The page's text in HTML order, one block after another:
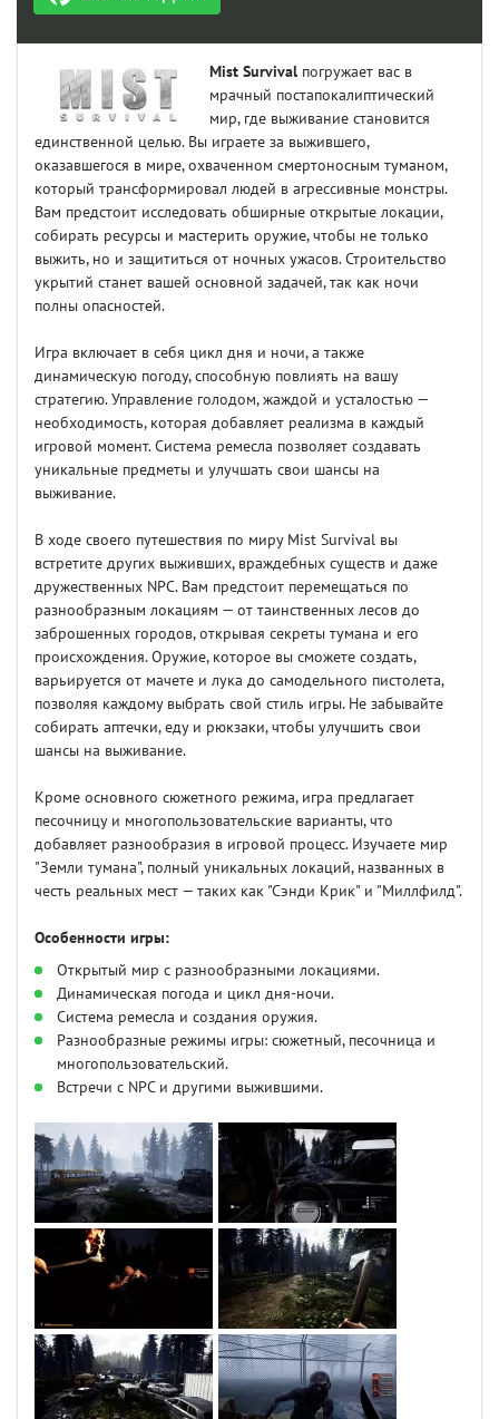
Mist Survival погружает вас в
мрачный постапокалиптический
мир, где выживание становится
единственной целью. Вы играете за выжившего,
оказавшегося в мире, охваченном смертоносным туманом,
который трансформировал людей в агрессивные монстры.
Вам предстоит исследовать обширные открытые локации,
собирать ресурсы и мастерить оружие, чтобы не только
выжить, но и защититься от ночных ужасов. Строительство
укрытий станет вашей основной задачей, так как ночи
полны опасностей.
Игра включает в себя цикл дня и ночи, а также
динамическую погоду, способную повлиять на вашу
стратегию. Управление голодом, жаждой и усталостью —
необходимость, которая добавляет реализма в каждый
игровой момент. Система ремесла позволяет создавать
уникальные предметы и улучшать свои шансы на
выживание.
В ходе своего путешествия по миру Mist Survival вы
встретите других выживших, враждебных существ и даже
дружественных NPC. Вам предстоит перемещаться по
разнообразным локациям — от таинственных лесов до
заброшенных городов, открывая секреты тумана и его
происхождения. Оружие, которое вы сможете создать,
варьируется от мачете и лука до самодельного пистолета,
позволяя каждому выбрать свой стиль игры. Не забывайте
собирать аптечки, еду и рюкзаки, чтобы улучшить свои
шансы на выживание.
Кроме основного сюжетного режима, игра предлагает
песочницу и многопользовательские варианты, что
добавляет разнообразия в игровой процесс. Изучаете мир
"Земли тумана", полный уникальных локаций, названных в
честь реальных мест — таких как "Сэнди Крик" и "Миллфилд".
Особенности игры:
Открытый мир с разнообразными локациями.
Динамическая погода и цикл дня-ночи.
Система ремесла и создания оружия.
Разнообразные режимы игры: сюжетный, песочница и
многопользовательский.
Встречи с NPC и другими выжившими.